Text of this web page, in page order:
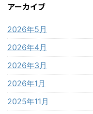
アーカイブ
2026年5月
2026年4月
2026年3月
2026年1月
2025年11月